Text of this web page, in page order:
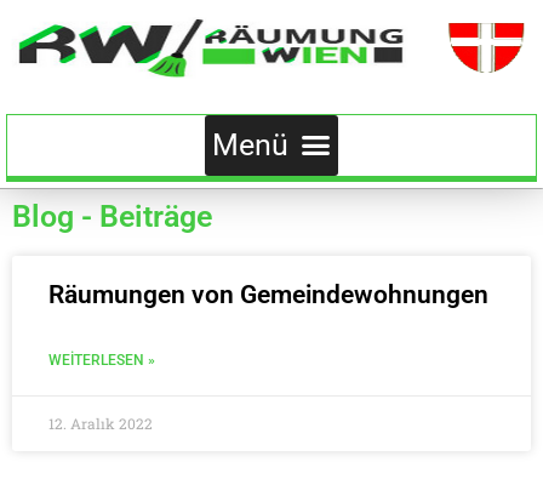
Blog - Beiträge
Räumungen von Gemeindewohnungen
WEITERLESEN »
12. Aralık 2022